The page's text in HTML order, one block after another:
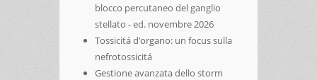
blocco percutaneo del ganglio
stellato - ed. novembre 2026
Tossicitá d’organo: un focus sulla
nefrotossicitá
Gestione avanzata dello storm